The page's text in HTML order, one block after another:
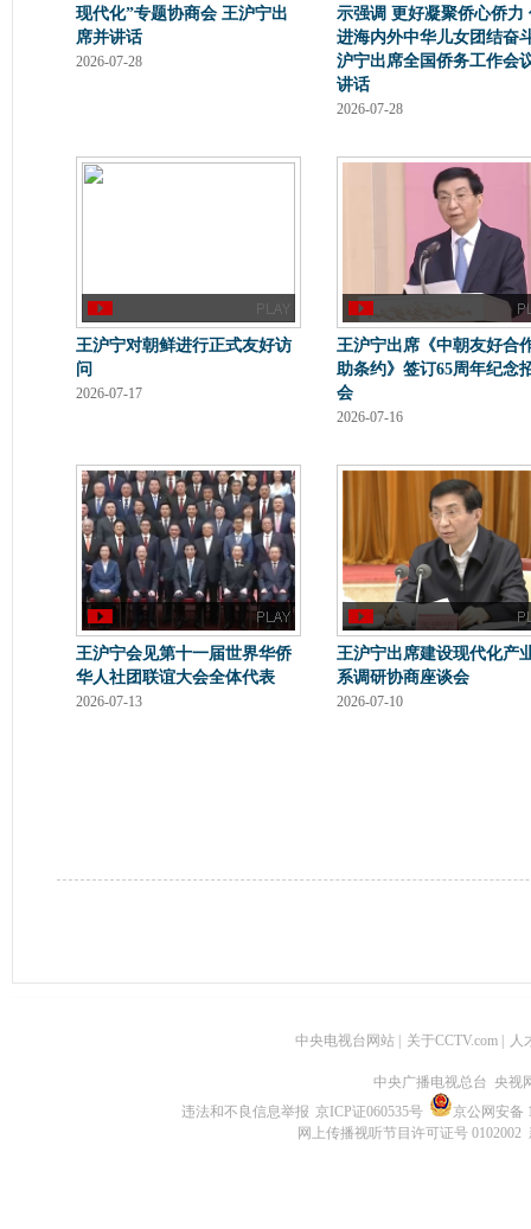
现代化”专题协商会 王沪宁出
席并讲话
2026-07-28
示强调 更好凝聚侨心侨力
进海内外中华儿女团结奋
沪宁出席全国侨务工作会
讲话
2026-07-28
王沪宁对朝鲜进行正式友好访
问
2026-07-17
王沪宁出席《中朝友好合
助条约》签订65周年纪念
会
2026-07-16
王沪宁会见第十一届世界华侨
华人社团联谊大会全体代表
2026-07-13
王沪宁出席建设现代化产
系调研协商座谈会
2026-07-10
中央电视台网站 关于CCTV.com 人
中央广播电视总台 央视
违法和不良信息举报 京ICP证060535号
京公网安备
网上传播视听节目许可证号 0102002